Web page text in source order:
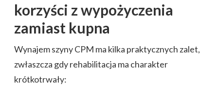
korzyści z wypożyczenia
zamiast kupna
Wynajem szyny CPM ma kilka praktycznych zalet,
zwłaszcza gdy rehabilitacja ma charakter
krótkotrwały: